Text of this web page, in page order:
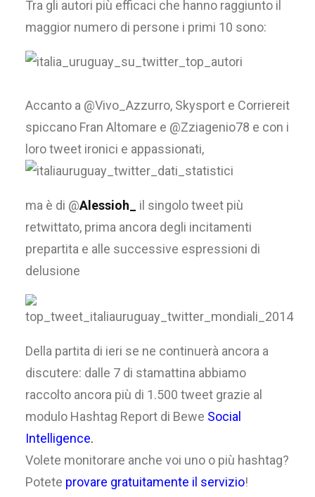
Tra gli autori più efficaci che hanno raggiunto il
maggior numero di persone i primi 10 sono:
Accanto a @Vivo_Azzurro, Skysport e Corriereit
spiccano Fran Altomare e @Zziagenio78 e con i
loro tweet ironici e appassionati,
ma è di @Alessioh_
il singolo tweet più
retwittato, prima ancora degli incitamenti
prepartita e alle successive espressioni di
delusione
Della partita di ieri se ne continuerà ancora a
discutere: dalle 7 di stamattina abbiamo
raccolto ancora più di 1.500 tweet grazie al
modulo Hashtag Report di Bewe Social
Intelligence.
Volete monitorare anche voi uno o più hashtag?
Potete provare gratuitamente il servizio!